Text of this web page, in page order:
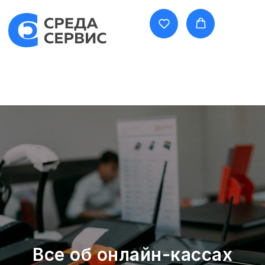
Все об онлайн-кассах